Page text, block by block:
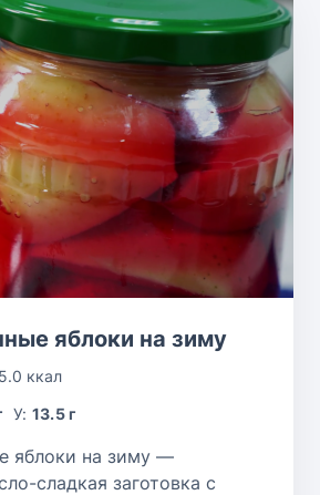
яблоки на зиму
ккал
У: 13.5 г
яблоки на зиму —
сладкая заготовка с